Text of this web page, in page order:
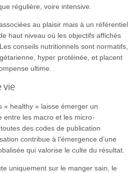
régulière, voire intensive.
au plaisir mais à un référentiel
haut niveau où les objectifs affichés
conseils nutritionnels sont normatifs,
hyper protéinée, et placent
ultime.
vie
« healthy » laisse émerger un
entre les macro et les micro-
des codes de publication
contribue à l’émergence d’une
qui valorise le culte du résultat.
uniquement sur le manger sain, le